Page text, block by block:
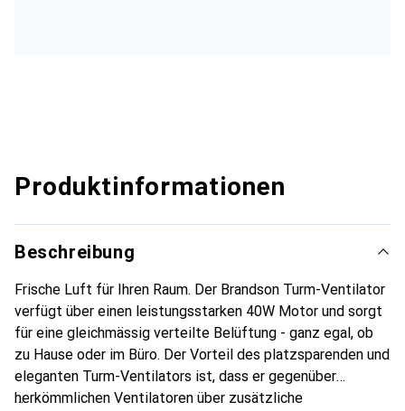
Produktinformationen
Beschreibung
Frische Luft für Ihren Raum. Der Brandson Turm-Ventilator
verfügt über einen leistungsstarken 40W Motor und sorgt
für eine gleichmässig verteilte Belüftung - ganz egal, ob
zu Hause oder im Büro. Der Vorteil des platzsparenden und
eleganten Turm-Ventilators ist, dass er gegenüber
herkömmlichen Ventilatoren über zusätzliche